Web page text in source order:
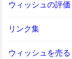
ウィッシュの評価
リンク集
ウィッシュを売る